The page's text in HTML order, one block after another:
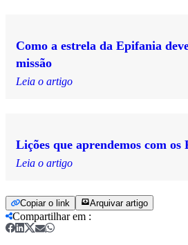
Como a estrela da Epifania
missão
Leia o artigo
Lições que aprendemos com os
Leia o artigo
Copiar o link Arquivar artigo
Compartilhar em :